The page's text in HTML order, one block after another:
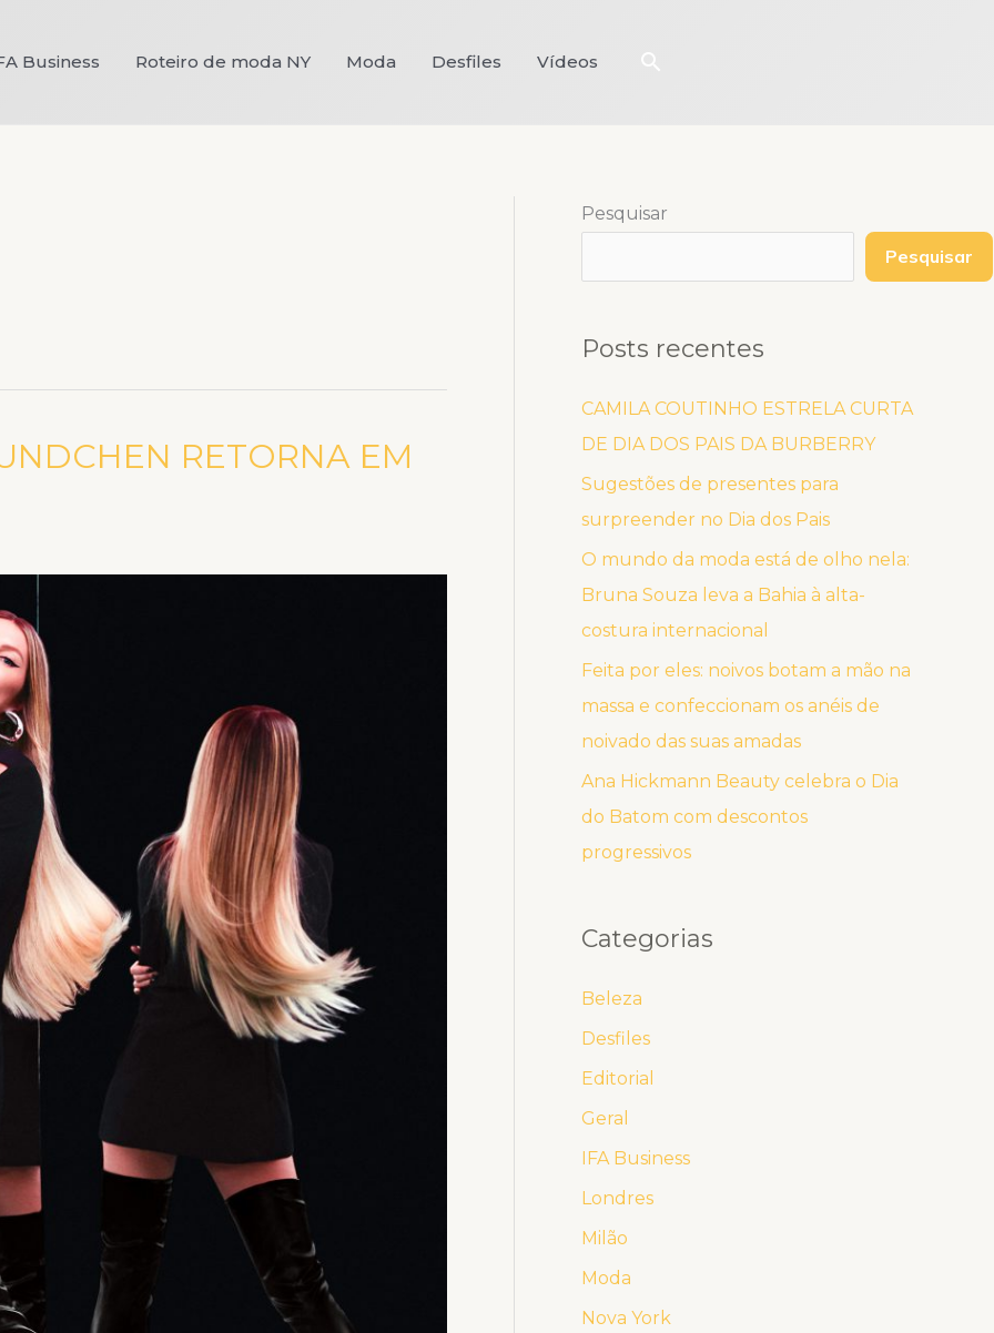
Business Roteiro de moda NY Moda Desfiles Vídeos Pesquisar
RETORNA EM
Pesquisar
Pesquisar
Posts recentes
CAMILA COUTINHO ESTRELA CURTA
DE DIA DOS PAIS DA BURBERRY
Sugestões de presentes para
surpreender no Dia dos Pais
O mundo da moda está de olho nela:
Bruna Souza leva a Bahia à alta-
costura internacional
Feita por eles: noivos botam a mão na
massa e confeccionam os anéis de
noivado das suas amadas
Ana Hickmann Beauty celebra o Dia
do Batom com descontos
progressivos
Categorias
Beleza
Desfiles
Editorial
Geral
IFA Business
Londres
Milão
Moda
Nova York